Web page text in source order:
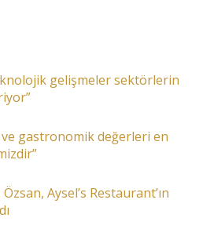
gelişmeler sektörlerin
ve gastronomik değerleri en
Aysel’s Restaurant’ın